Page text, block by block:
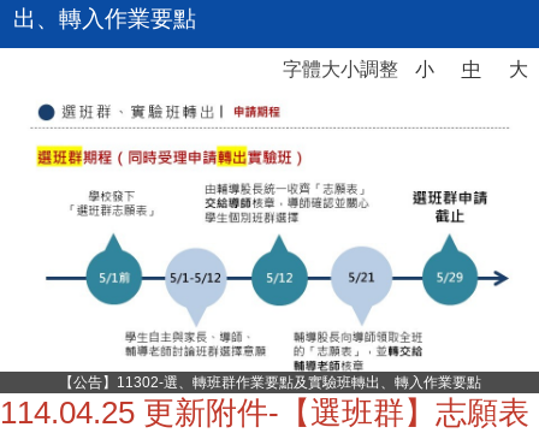
出、轉入作業要點
字體大小調整 小 中 大
【公告】11302-選、轉班群作業要點及實驗班轉出、轉入作業要點
114.04.25 更新附件-【選班群】志願表